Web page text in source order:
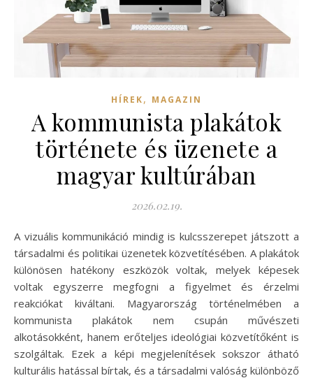
HÍREK, MAGAZIN
A kommunista plakátok
története és üzenete a
magyar kultúrában
2026.02.19.
A vizuális kommunikáció mindig is kulcsszerepet játszott a
társadalmi és politikai üzenetek közvetítésében. A plakátok
különösen hatékony eszközök voltak, melyek képesek
voltak egyszerre megfogni a figyelmet és érzelmi
reakciókat kiváltani. Magyarország történelmében a
kommunista plakátok nem csupán művészeti
alkotásokként, hanem erőteljes ideológiai közvetítőként is
szolgáltak. Ezek a képi megjelenítések sokszor átható
kulturális hatással bírtak, és a társadalmi valóság különböző